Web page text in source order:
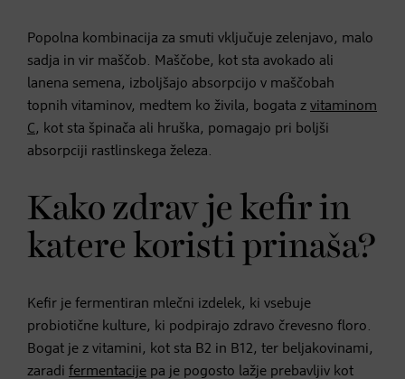
Popolna kombinacija za smuti vključuje zelenjavo, malo
sadja in vir maščob. Maščobe, kot sta avokado ali
lanena semena, izboljšajo absorpcijo v maščobah
topnih vitaminov, medtem ko živila, bogata z vitaminom
C, kot sta špinača ali hruška, pomagajo pri boljši
absorpciji rastlinskega železa.
Kako zdrav je kefir in
katere koristi prinaša?
Kefir je fermentiran mlečni izdelek, ki vsebuje
probiotične kulture, ki podpirajo zdravo črevesno floro.
Bogat je z vitamini, kot sta B2 in B12, ter beljakovinami,
zaradi fermentacije pa je pogosto lažje prebavljiv kot